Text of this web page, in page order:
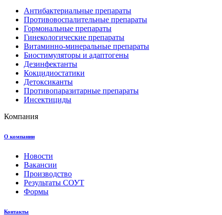
Антибактериальные препараты
Противовоспалительные препараты
Гормональные препараты
Гинекологические препараты
Витаминно-минеральные препараты
Биостимуляторы и адаптогены
Дезинфектанты
Кокцидиостатики
Детоксиканты
Противопаразитарные препараты
Инсектициды
Компания
О компании
Новости
Вакансии
Производство
Результаты СОУТ
Формы
Контакты